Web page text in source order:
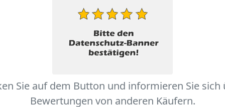
Sie auf dem Button und informieren Sie sich
Bewertungen von anderen Käufern.